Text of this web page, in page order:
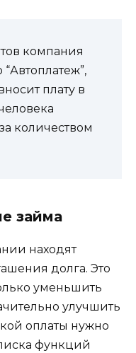
компания
плату в
количеством
займа
находят
долга. Это
уменьшить
улучшить
оплаты нужно
функций